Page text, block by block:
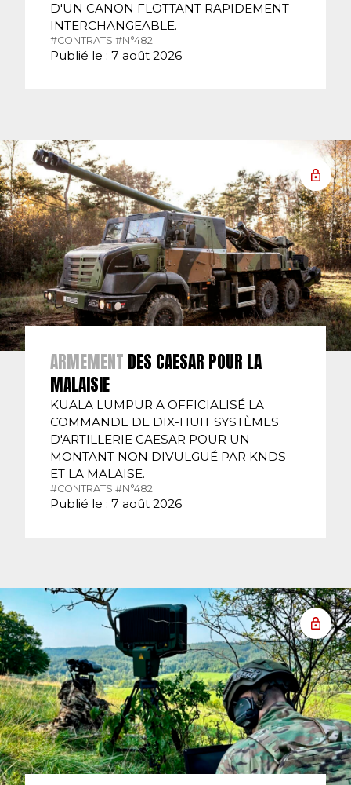
D'UN CANON FLOTTANT RAPIDEMENT
INTERCHANGEABLE.
#CONTRATS.#N°482.
Publié le : 7 août 2026
ARMEMENT DES CAESAR POUR LA
MALAISIE
KUALA LUMPUR A OFFICIALISÉ LA
COMMANDE DE DIX-HUIT SYSTÈMES
D'ARTILLERIE CAESAR POUR UN
MONTANT NON DIVULGUÉ PAR KNDS
ET LA MALAISE.
#CONTRATS. #N°482.
Publié le : 7 août 2026